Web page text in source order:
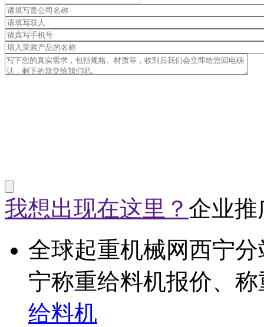
我想出现在这里？ 企业推
全球起重机械网西宁
宁称重给料机报价、
给料机